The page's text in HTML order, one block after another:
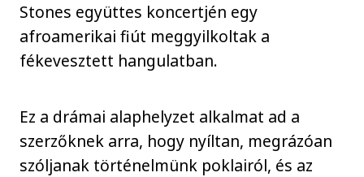
Stones együttes koncertjén egy
afroamerikai fiút meggyilkoltak a
fékevesztett hangulatban.
Ez a drámai alaphelyzet alkalmat ad a
szerzőknek arra, hogy nyíltan, megrázóan
szóljanak történelmünk poklairól, és az